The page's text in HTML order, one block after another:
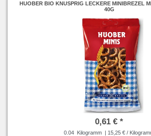
HUOBER BIO KNUSPRIG LECKERE MINIBREZEL
40G
0,61 € *
0.04 Kilogramm | 15,25 € /